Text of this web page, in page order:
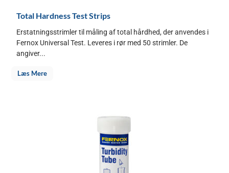
Total Hardness Test Strips
Erstatningsstrimler til måling af total hårdhed, der anvendes i
Fernox Universal Test. Leveres i rør med 50 strimler. De
angiver...
Læs Mere